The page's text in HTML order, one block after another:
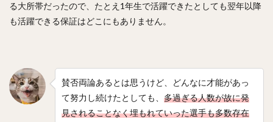
る大所帯だったので、たとえ1年生で活躍できたとしても翌年以降
も活躍できる保証はどこにもありません。
賛否両論あるとは思うけど、どんなに才能があっ
て努力し続けたとしても、 多過ぎる人数が故に発
見されることなく埋もれていった選手も多数存在